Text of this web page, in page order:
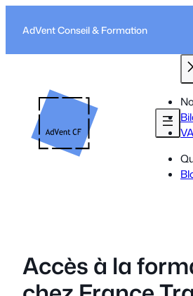
AdVent Conseil & Formation
Accès à la